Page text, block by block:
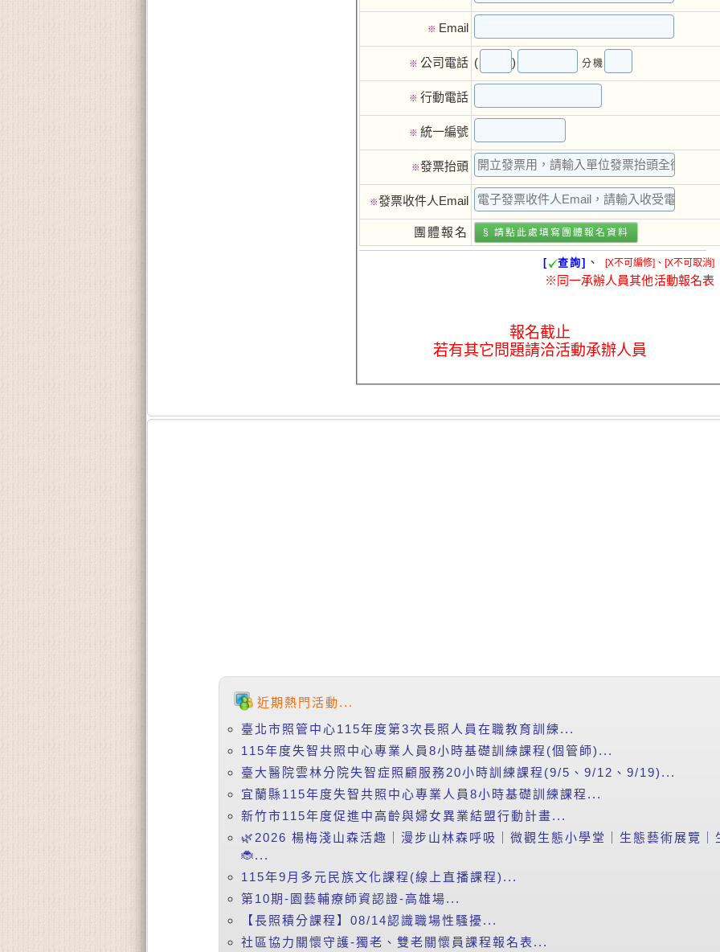
※ Email
※ 公司電話 ( ) 分機
※ 行動電話
※ 統一編號
※發票抬頭
※發票收件人Email
團體報名 § 請點此處填寫團體報名資料
[ 查詢] 、 [X不可編修]、[X不可取消]
※同一承辦人員其他活動報名表
報名截止
若有其它問題請洽活動承辦人員
近期熱門活動...
臺北市照管中心115年度第3次長照人員在職教育訓練...
115年度失智共照中心專業人員8小時基礎訓練課程(個管師)...
臺大醫院雲林分院失智症照顧服務20小時訓練課程(9/5、9/12、9/19)...
宜蘭縣115年度失智共照中心專業人員8小時基礎訓練課程...
新竹市115年度促進中高齡與婦女異業結盟行動計畫...
🌿2026 楊梅淺山森活趣｜漫步山林森呼吸｜微觀生態小學堂｜生態藝術展覽
🐞...
115年9月多元民族文化課程(線上直播課程)...
第10期-園藝輔療師資認證-高雄場...
【長照積分課程】08/14認識職場性騷擾...
社區協力關懷守護-獨老、雙老關懷員課程報名表...